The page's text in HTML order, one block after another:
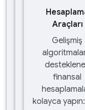
Araçları
Gelişmiş
finansal
kolayca